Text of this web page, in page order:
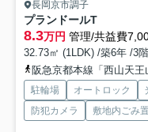
長岡京市調子
プランドールT
8.3万円 管理/共益費
32.73㎡ (1LDK) /築6年 /3
阪急京都本線「西山天
駐輪場 オートロック
防犯カメラ
敷地内ごみ